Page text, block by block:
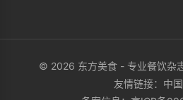
© 2026 东方美食 - 专业餐饮杂
友情链接： 中